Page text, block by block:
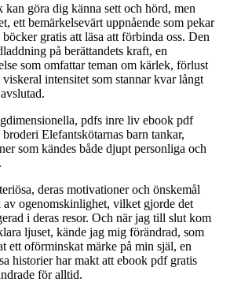
kan göra dig känna sett och hörd, men
ett bemärkelsevärt uppnående som pekar
gratis att läsa att förbinda oss. Den
på berättandets kraft, en
som omfattar teman om kärlek, förlust
intensitet som stannar kvar långt
pdfs inre liv ebook pdf
Elefantskötarnas barn tankar,
som kändes både djupt personliga och
deras motivationer och önskemål
av ogenomskinlighet, vilket gjorde det
i deras resor. Och när jag till slut kom
ljuset, kände jag mig förändrad, som
ett oförminskat märke på min själ, en
historier har makt att ebook pdf gratis
för alltid.